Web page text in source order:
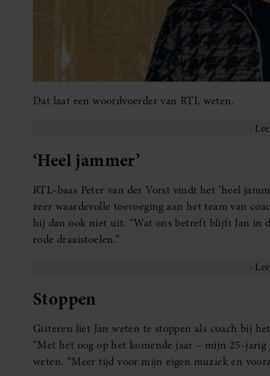
Dat laat een woordvoerder van RTL weten.
‘Heel jammer’
RTL-baas Peter van der Vorst vindt het ‘heel
zeer waardevolle toevoeging aan het team van
hij dan ook niet uit. “Wat ons betreft blijft Jan in
rode draaistoelen.”
Stoppen
Gisteren liet Jan weten te stoppen als coach bij
“Met het oog op het komende jaar – mijn 25-
weten. “Meer tijd voor mijn eigen muziek en